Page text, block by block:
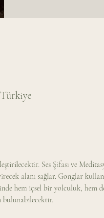
Ses Şifası ve
alanı sağlar. Gonglar
hem içsel bir yolculuk, hem
bulunabilecektir.